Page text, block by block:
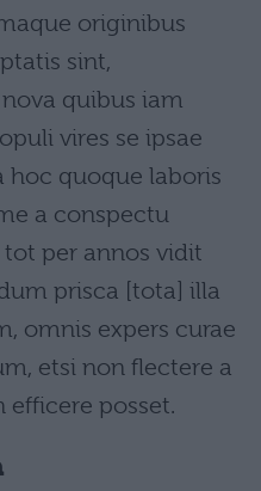
originibus
sint,
quibus iam
vires se ipsae
quoque laboris
a conspectu
per annos vidit
prisca [tota] illa
omnis expers curae
etsi non flectere a
posset.